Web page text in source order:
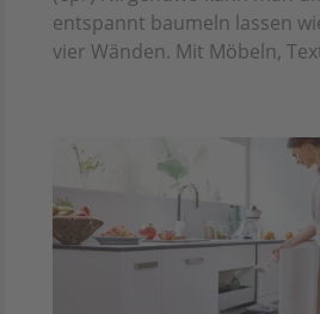
entspannt baumeln lassen
vier Wänden. Mit Möbeln,